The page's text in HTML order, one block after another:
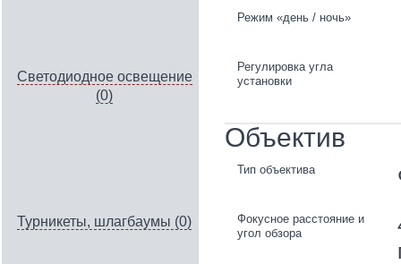
Светодиодное освещение
(0)
Турникеты, шлагбаумы (0)
Режим «день / ночь»
Регулировка угла
установки
Объектив
Тип объектива
Фокусное расстояние и
угол обзора